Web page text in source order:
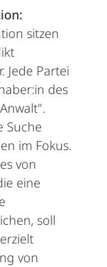
sitzen
Jede Partei
des
Suche
im Fokus.
von
eine
soll
von